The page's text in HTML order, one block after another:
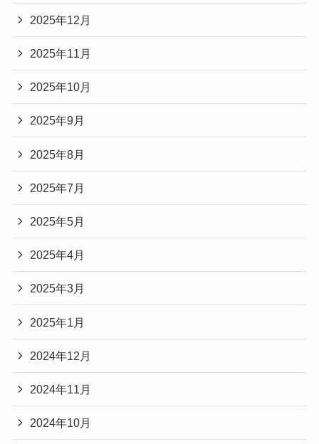
2025年12月
2025年11月
2025年10月
2025年9月
2025年8月
2025年7月
2025年5月
2025年4月
2025年3月
2025年1月
2024年12月
2024年11月
2024年10月